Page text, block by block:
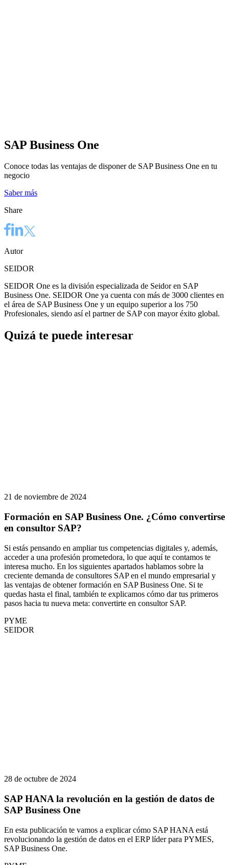
SAP Business One
Conoce todas las ventajas de disponer de SAP Business One en tu
negocio
Saber más
Share
Autor
SEIDOR
SEIDOR One es la división especializada de Seidor en SAP
Business One. SEIDOR One ya cuenta con más de 3000 clientes en
el área de SAP Business One y un equipo superior a los 750
Profesionales, siendo así el partner de SAP con mayor éxito global.
Quizá te puede interesar
21 de noviembre de 2024
Formación en SAP Business One. ¿Cómo convertirse
en consultor SAP?
Si estás pensando en ampliar tus competencias digitales y, además,
acceder a una profesión prometedora, lo que aquí te contamos te
interesa mucho. En los siguientes apartados hablamos sobre la
creciente demanda de consultores SAP en el mundo empresarial y
las ventajas de obtener formación en SAP Business One. Si te
quedas hasta el final, también te explicamos cómo dar tus primeros
pasos hacia tu nueva meta: convertirte en consultor SAP.
PYME
SEIDOR
28 de octubre de 2024
SAP HANA la revolución en la gestión de datos de
SAP Business One
En esta publicación te vamos a explicar cómo SAP HANA está
revolucionando la gestión de datos en el ERP líder para PYMES,
SAP Business One.